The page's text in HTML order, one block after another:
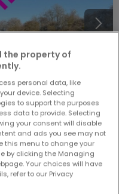
the property of
personal data, like
device. Selecting
to support the purposes
data to provide. Selecting
your consent will disable
and ads you see may not
this menu to change your
by clicking the Managing
Your choices will have
refer to our Privacy